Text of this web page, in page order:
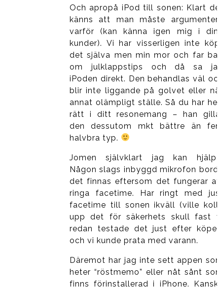
Och apropå iPod till sonen: Klart
känns att man måste
varför (kan känna igen mig i
kunder). Vi har visserligen inte
det själva men min mor och far
om julklappstips och då sa
iPoden direkt. Den behandlas väl
blir inte liggande på golvet eller
annat olämpligt ställe. Så du har
rätt i ditt resonemang – han
den dessutom mkt bättre än
halvbra typ.
Jomen självklart jag kan
Någon slags inbyggd mikrofon
det finnas eftersom det fungerar
ringa facetime. Har ringt med
facetime till sonen ikväll (ville
upp det för säkerhets skull fast
redan testade det just efter
och vi kunde prata med varann.
Däremot har jag inte sett appen
heter “röstmemo” eller nåt sånt
finns förinstallerad i iPhone.